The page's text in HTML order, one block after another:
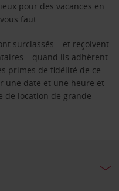
pour des vacances en
faut.
surclassés – et reçoivent
– quand ils adhèrent
primes de fidélité de ce
une date et une heure et
de location de grande